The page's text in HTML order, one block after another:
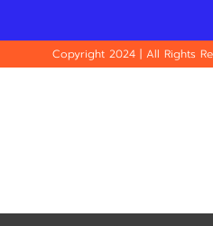
Copyright 2024 | All Rights